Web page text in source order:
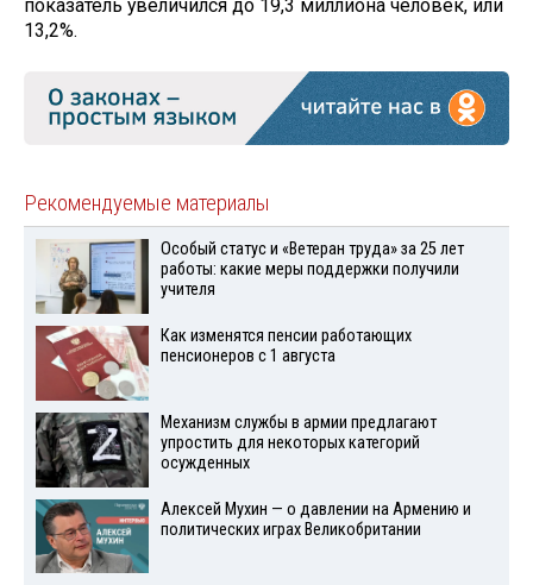
показатель увеличился до 19,3 миллиона человек, или
13,2%.
Рекомендуемые материалы
Особый статус и «Ветеран труда» за 25 лет
работы: какие меры поддержки получили
учителя
Как изменятся пенсии работающих
пенсионеров с 1 августа
Механизм службы в армии предлагают
упростить для некоторых категорий
осужденных
Алексей Мухин — о давлении на Армению и
политических играх Великобритании